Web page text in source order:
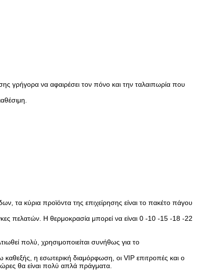
γρήγορα να αφαιρέσει τον πόνο και την ταλαιπωρία που
τα κύρια προϊόντα της επιχείρησης είναι το πακέτο πάγου
πελατών. Η θερμοκρασία μπορεί να είναι 0 -10 -15 -18 -22
πολύ, χρησιμοποιείται συνήθως για το
η εσωτερική διαμόρφωση, οι VIP επιτροπές και ο
θα είναι πολύ απλά πράγματα.